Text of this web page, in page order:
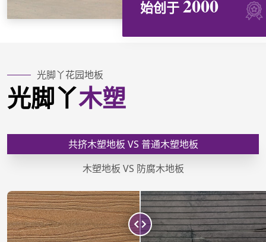
始创于2000
光脚丫花园地板
光脚丫木塑
共挤木塑地板 VS 普通木塑地板
木塑地板 VS 防腐木地板